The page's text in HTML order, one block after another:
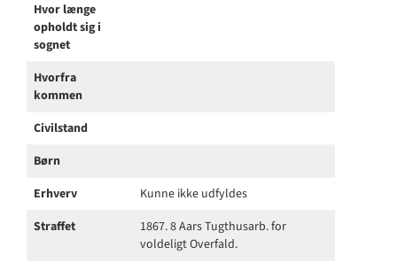
Hvor længe
opholdt sig i
sognet
Hvorfra
kommen
Civilstand
Børn
Erhverv
Kunne ikke udfyldes
Straffet
1867. 8 Aars Tugthusarb. for
voldeligt Overfald.